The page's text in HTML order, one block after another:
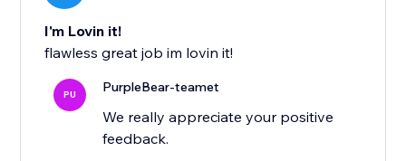
I'm Lovin it!
flawless great job im lovin it!
PU PurpleBear-teamet
We really appreciate your positive
feedback.